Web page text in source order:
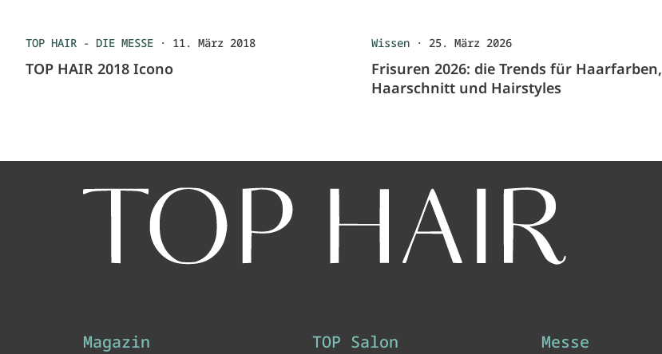
TOP HAIR - DIE MESSE · 11. März 2018
TOP HAIR 2018 Icono
Wissen · 25. März 2026
Frisuren 2026: die Trends für Haarfarben,
Haarschnitt und Hairstyles
Magazin TOP Salon Messe